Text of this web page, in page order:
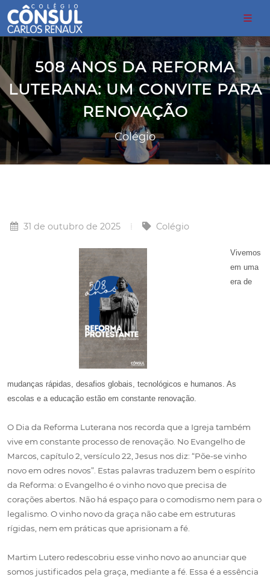
508 ANOS DA REFORMA
LUTERANA: UM CONVITE PARA
RENOVAÇÃO
Colégio
31 de outubro de 2025 Colégio
Vivemos
em uma
era de
mudanças rápidas, desafios globais, tecnológicos e humanos. As
escolas e a educação estão em constante renovação.
O Dia da Reforma Luterana nos recorda que a Igreja também
vive em constante processo de renovação. No Evangelho de
Marcos, capítulo 2, versículo 22, Jesus nos diz: “Põe-se vinho
novo em odres novos”. Estas palavras traduzem bem o espírito
da Reforma: o Evangelho é o vinho novo que precisa de
corações abertos. Não há espaço para o comodismo nem para o
legalismo. O vinho novo da graça não cabe em estruturas
rígidas, nem em práticas que aprisionam a fé.
Martim Lutero redescobriu esse vinho novo ao anunciar que
somos justificados pela graça, mediante a fé. Essa é a essência